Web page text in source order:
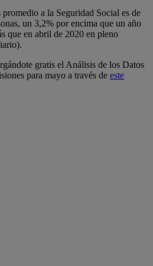
a la Seguridad Social es de
un 3,2% por encima que un año
que en abril de 2020 en pleno
gratis el Análisis de los Datos
para mayo a través de este